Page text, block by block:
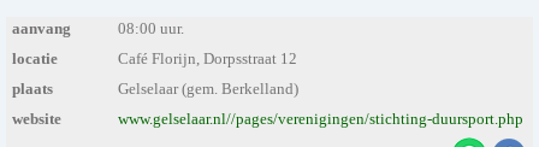
aanvang
08:00 uur.
locatie
Café Florijn, Dorpsstraat 12
plaats
Gelselaar (gem. Berkelland)
website
www.gelselaar.nl//pages/verenigingen/stichting-duursport.php